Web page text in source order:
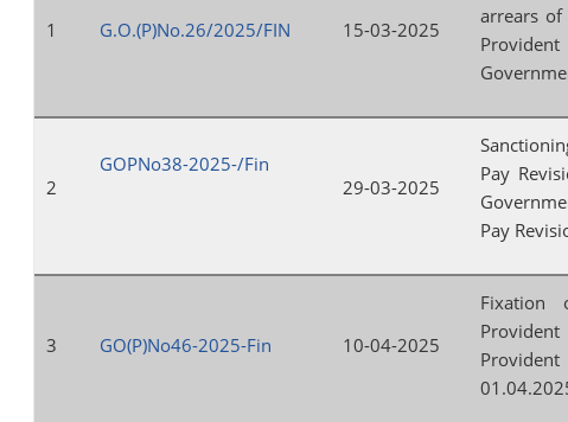
1 G.O.(P)No.26/2025/FIN 15-03-2025
arrears of
2
GOPNo38-2025-/Fin
29-03-2025
Pay
Pay
3 GO(P)No46-2025-Fin 10-04-2025
Fixation